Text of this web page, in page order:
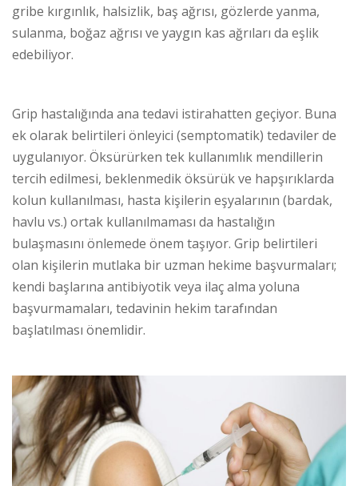
gribe kırgınlık, halsizlik, baş ağrısı, gözlerde yanma,
sulanma, boğaz ağrısı ve yaygın kas ağrıları da eşlik
edebiliyor.
Grip hastalığında ana tedavi istirahatten geçiyor. Buna
ek olarak belirtileri önleyici (semptomatik) tedaviler de
uygulanıyor. Öksürürken tek kullanımlık mendillerin
tercih edilmesi, beklenmedik öksürük ve hapşırıklarda
kolun kullanılması, hasta kişilerin eşyalarının (bardak,
havlu vs.) ortak kullanılmaması da hastalığın
bulaşmasını önlemede önem taşıyor. Grip belirtileri
olan kişilerin mutlaka bir uzman hekime başvurmaları;
kendi başlarına antibiyotik veya ilaç alma yoluna
başvurmamaları, tedavinin hekim tarafından
başlatılması önemlidir.